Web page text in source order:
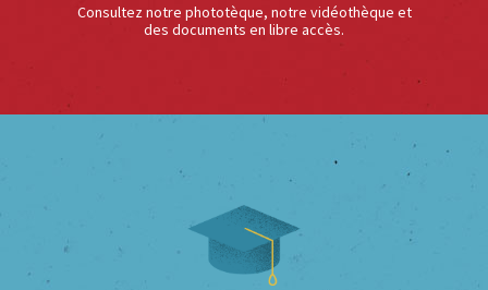
Consultez notre phototèque, notre vidéothèque et
des documents en libre accès.